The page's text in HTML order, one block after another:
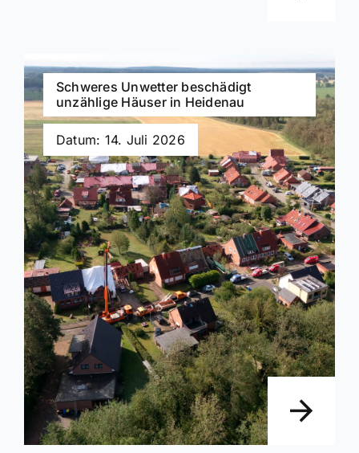
Schweres Unwetter beschädigt
unzählige Häuser in Heidenau
Datum: 14. Juli 2026